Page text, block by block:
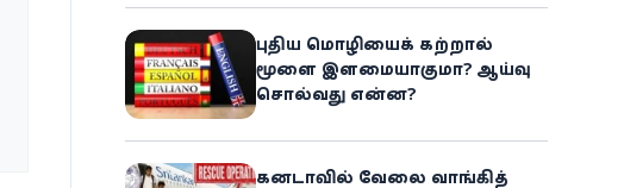
அபாயம் - உலக உணவுத் திட்டம்
எச்சரிக்கை!
புதிய மொழியைக் கற்றால்
மூளை இளமையாகுமா? ஆய்வு
சொல்வது என்ன?
கனடாவில் வேலை வாங்கித்